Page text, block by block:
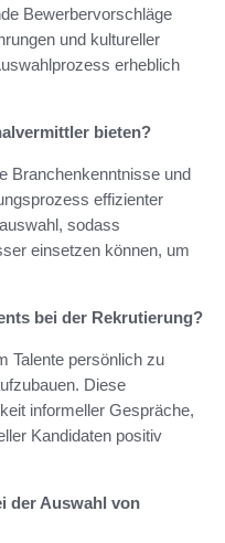
Bewerbervorschläge
und kultureller
erheblich
bieten?
Branchenkenntnisse und
effizienter
sodass
einsetzen können, um
bei der Rekrutierung?
Talente persönlich zu
Diese
informeller Gespräche,
Kandidaten positiv
der Auswahl von